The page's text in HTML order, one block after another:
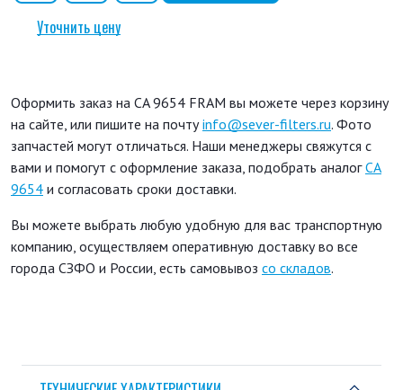
Уточнить цену
Оформить заказ на CA 9654 FRAM вы можете через корзину
на сайте, или пишите на почтуinfo@sever-filters.ru. Фото
запчастей могут отличаться. Наши менеджеры свяжутся с
вами и помогут с оформление заказа, подобрать аналогCA
9654 и согласовать сроки доставки.
Вы можете выбрать любую удобную для вас транспортную
компанию, осуществляем оперативную доставку во все
города СЗФО и России, есть самовывоз со складов.